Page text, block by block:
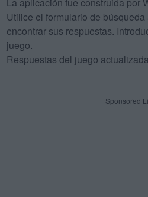
Utilice el formulario de
encontrar sus respuestas.
juego.
Respuestas del juego
Sponsored